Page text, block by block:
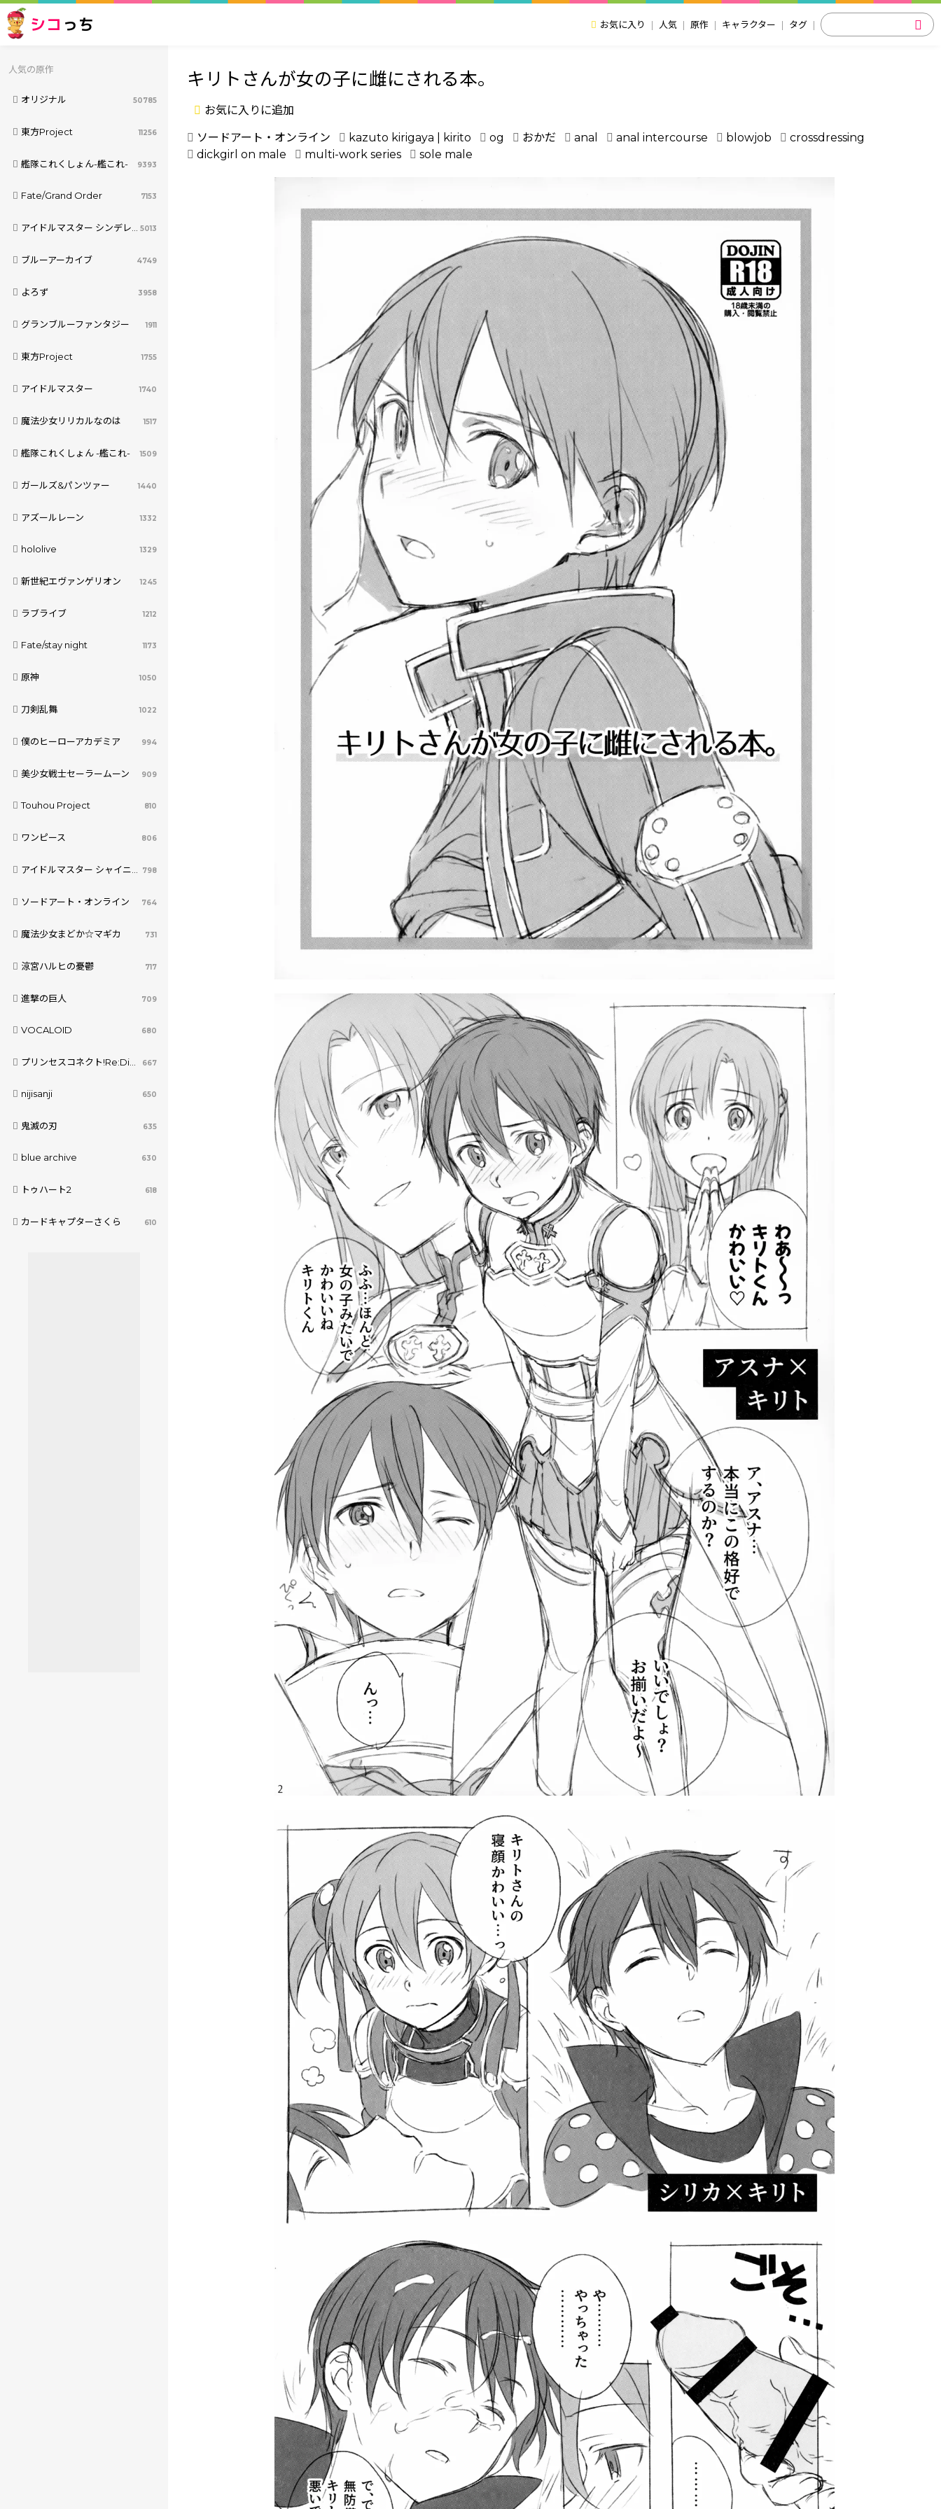
シコ っち お気に入り 人気 原作 キャラクター タグ
人気の原作
オリジナル 50785
東方Project 11256
艦隊これくしょん-艦これ- 9393
Fate/Grand Order 7153
アイドルマスター シンデレラガールズ 5013
ブルーアーカイブ 4749
よろず 3958
グランブルーファンタジー 1911
東方Project 1755
アイドルマスター 1740
魔法少女リリカルなのは 1517
艦隊これくしょん -艦これ- 1509
ガールズ&パンツァー 1440
アズールレーン 1332
hololive 1329
新世紀エヴァンゲリオン 1245
ラブライブ 1212
Fate/stay night 1173
原神 1050
刀剣乱舞 1022
僕のヒーローアカデミア 994
美少女戦士セーラームーン 909
Touhou Project 810
ワンピース 806
アイドルマスター シャイニーカラーズ 798
ソードアート・オンライン 764
魔法少女まどか☆マギカ 731
涼宮ハルヒの憂鬱 717
進撃の巨人 709
VOCALOID 680
プリンセスコネクト!Re:Dive 667
nijisanji 650
鬼滅の刃 635
blue archive 630
トゥハート2 618
カードキャプターさくら 610
キリトさんが女の子に雌にされる本。
お気に入りに追加
ソードアート・オンライン kazuto kirigaya | kirito og おかだ anal anal intercourse blowjob
crossdressing
dickgirl on male
multi-work series sole male